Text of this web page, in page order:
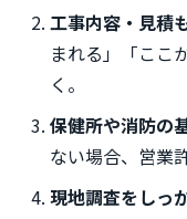
工事内容・見積
まれる」「ここ
く。
保健所や消防の
ない場合、営業
現地調査をしっ